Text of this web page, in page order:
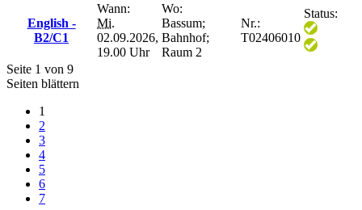
English -
B2/C1
Wann:
Mi.
02.09.2026,
19.00 Uhr
Wo:
Bassum;
Bahnhof;
Raum 2
Nr.:
T02406010
Status:
Seite 1 von 9
Seiten blättern
1
2
3
4
5
6
7